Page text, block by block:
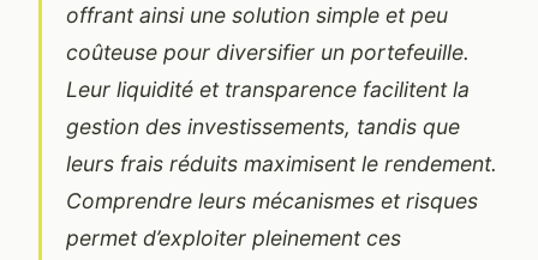
offrant ainsi une solution simple et peu
coûteuse pour diversifier un portefeuille.
Leur liquidité et transparence facilitent la
gestion des investissements, tandis que
leurs frais réduits maximisent le rendement.
Comprendre leurs mécanismes et risques
permet d’exploiter pleinement ces